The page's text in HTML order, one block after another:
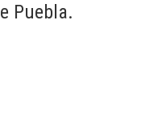
Puebla.